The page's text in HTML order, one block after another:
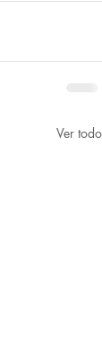
Ver todo